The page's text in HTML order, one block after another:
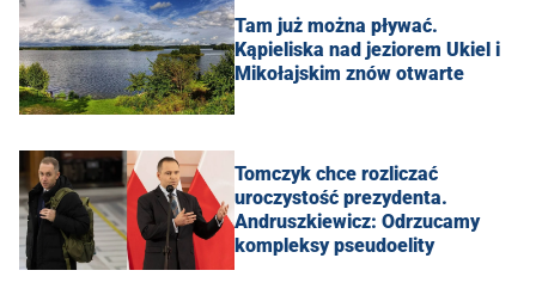
Tam już można pływać.
Kąpieliska nad jeziorem Ukiel i
Mikołajskim znów otwarte
Tomczyk chce rozliczać
uroczystość prezydenta.
Andruszkiewicz: Odrzucamy
kompleksy pseudoelity